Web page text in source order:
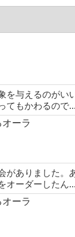
を与えるのがい
てもかわるので...
ーラ
がありました。
オーダーしたん...
ーラ